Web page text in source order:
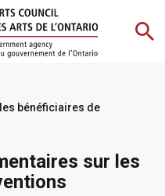
bénéficiaires de
sur les